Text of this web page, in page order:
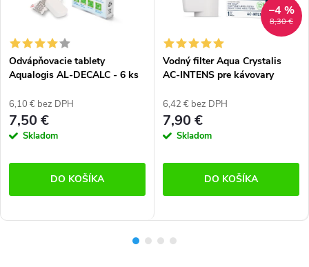
Odvápňovacie tablety
Aqualogis AL-DECALC - 6 ks
6,10 € bez DPH
7,50 €
Skladom
DO KOŠÍKA
8,30 €
–4 %
Vodný filter Aqua Crystalis
AC-INTENS pre kávovary
Gaggenau
6,42 € bez DPH
7,90 €
Skladom
DO KOŠÍKA